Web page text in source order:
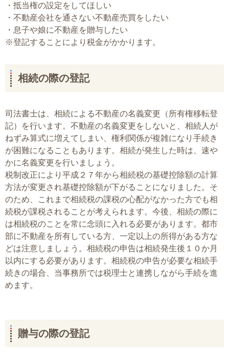
抵当権の設定をしてほしい
不動産会社を通さない不動産売買をしたい
息子や娘に不動産を贈与したい
※登記することにより税金がかかります。
相続の際の登記
司法書士は、相続による不動産の名義変更（所有権移転登
記）を行います。不動産の名義変更をしないと、相続人が
ねずみ算式に増えてしまい、権利関係が複雑になり手続き
が困難になることもあります。相続が発生した時は、速や
かに名義変更を行いましょう。
税制改正により平成２７年から相続税の基礎控除額の計算
方法が変更され基礎控除額が下がることになりました。そ
のため、これまで相続税の課税の心配がなかった方でも相
続税が課税されることが考えられます。今後、相続の際に
は相続税のことを常に念頭に入れる必要があります。都市
部に不動産を所有している方、一定以上の所得がある方な
どは注意しましょう。相続税の申告は相続発生後１０か月
以内にする必要があります。相続税の申告が必要な相続手
続きの場合、当事務所では税理士と連携しながら手続を進
めます。
贈与の際の登記